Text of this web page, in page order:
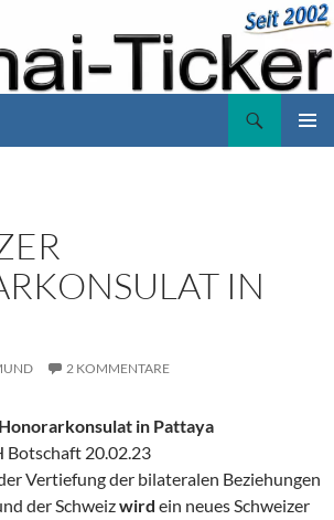
IN
2 KOMMENTARE
in Pattaya
Botschaft 20.02.23
Ver­tiefung der bilat­eralen Beziehun­gen
der Schweizwird ein neues Schweiz­er